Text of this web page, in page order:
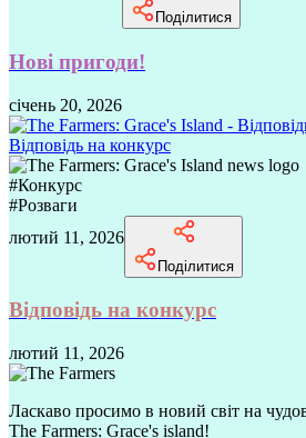
Поділитися
Нові пригоди!
січень 20, 2026
Відповідь на конкурс
#Конкурс
#Розваги
лютий 11, 2026
Поділитися
Відповідь на конкурс
лютий 11, 2026
Ласкаво просимо в новий світ на
The Farmers: Grace's island!